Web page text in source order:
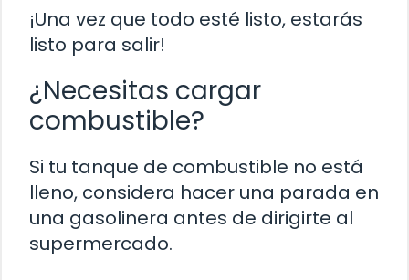
¡Una vez que todo esté listo, estarás
listo para salir!
¿Necesitas cargar
combustible?
Si tu tanque de combustible no está
lleno, considera hacer una parada en
una gasolinera antes de dirigirte al
supermercado.